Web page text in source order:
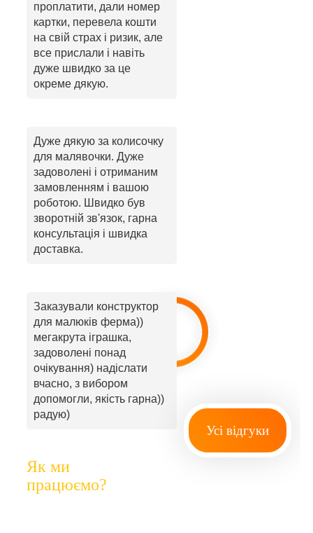
проплатити, дали номер
картки, перевела кошти
на свій страх і ризик, але
все прислали і навіть
дуже швидко за це
окреме дякую.
Дуже дякую за колисочку
для малявочки. Дуже
задоволені і отриманим
замовленням і вашою
роботою. Швидко був
зворотній зв'язок, гарна
консультація і швидка
доставка.
Заказували конструктор
для малюків ферма))
мегакрута іграшка,
задоволені понад
очікування) надіслати
вчасно, з вибором
допомогли, якість гарна))
радую)
Усі відгуки
Як ми
працюємо?